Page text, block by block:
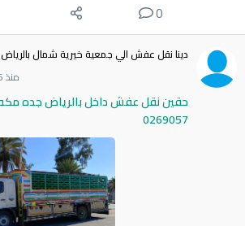
0
دينا نقل عفش الي جمعية خيرية شمال بالرياض
منذ 15 ساعة
0269057